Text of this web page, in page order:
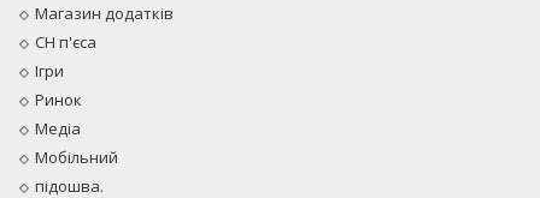
Магазин додатків
CH п'єса
Ігри
Ринок
Медіа
Мобільний
підошва.